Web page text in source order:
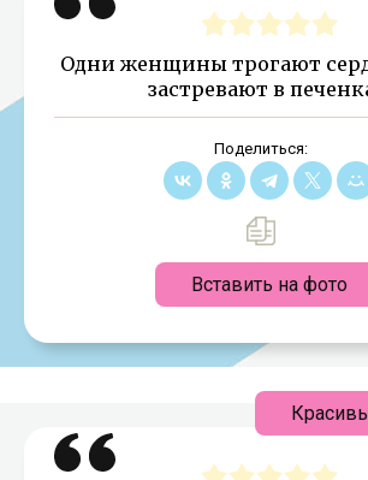
Одни женщины трогают
застревают в
Поделиться:
Вставить на фото